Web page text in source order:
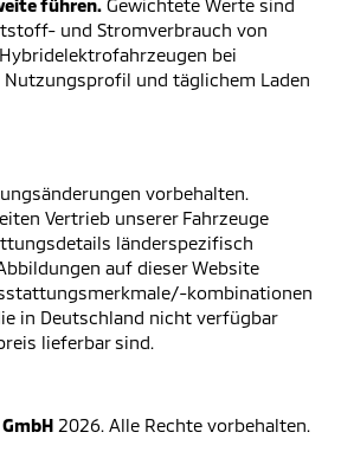
führen. Gewichtete Werte sind
und Stromverbrauch von
bei
und täglichem Laden
vorbehalten.
Vertrieb unserer Fahrzeuge
länderspezifisch
auf dieser Website
kombinationen
in Deutschland nicht verfügbar
lieferbar sind.
2026. Alle Rechte vorbehalten.